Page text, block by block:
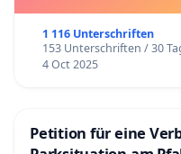
1 116 Unterschriften
153 Unterschriften / 30
4 Oct 2025
Petition für eine